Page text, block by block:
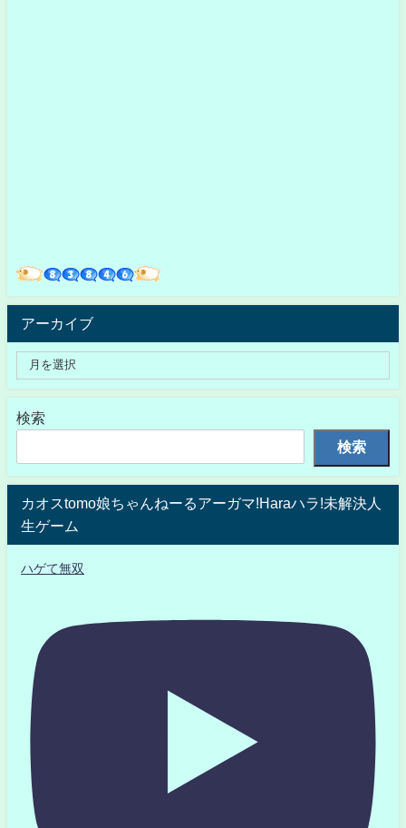
アーカイブ
検索
検索
カオスtomo娘ちゃんねーるアーガマ!Haraハラ!未解決人
生ゲーム
ハゲて無双